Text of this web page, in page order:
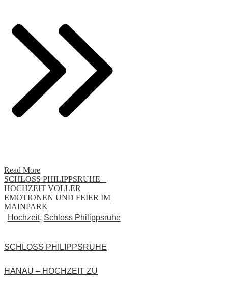
Read More
SCHLOSS PHILIPPSRUHE –
HOCHZEIT VOLLER
EMOTIONEN UND FEIER IM
MAINPARK
Hochzeit, Schloss Philippsruhe
SCHLOSS PHILIPPSRUHE
HANAU – HOCHZEIT ZU